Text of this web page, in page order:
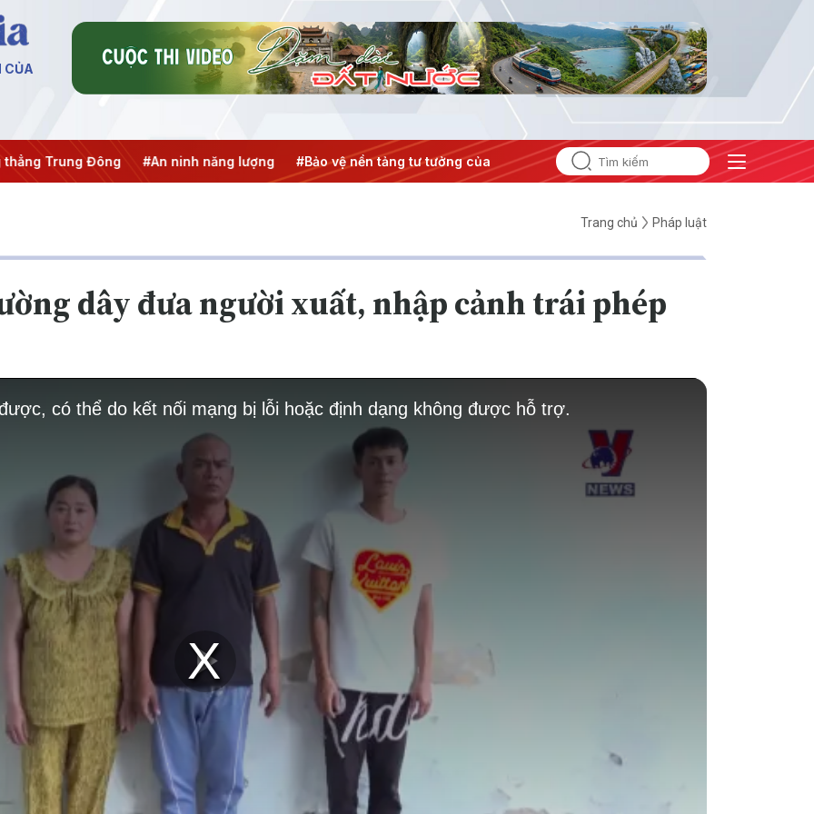
CỦA
Trung Đông #An ninh năng lượng #Bảo vệ nền tảng tư tưởng của Đảng #Hội nghị Trung ương 3
Trang chủ Pháp luật
dây đưa người xuất, nhập cảnh trái phép
Play
Video
có thể do kết nối mạng bị lỗi hoặc định dạng không được hỗ trợ.